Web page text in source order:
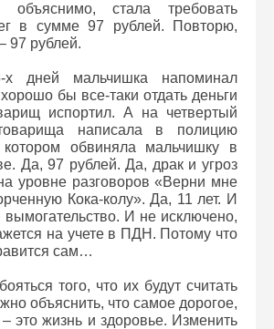
объяснимо, стала требовать
в сумме 97 рублей. Повторю,
97 рублей.
дней мальчишка напоминал
бы все-таки отдать деньги
испортил. А на четвертый
написала в полицию
обвиняла мальчишку в
Да, 97 рублей. Да, драк и угроз
уровне разговоров «Верни мне
Кока-колу». Да, 11 лет. И
И не исключено,
на учете в ПДН. Потому что
сам…
того, что их будут считать
объяснить, что самое дорогое,
– это жизнь и здоровье. Изменить